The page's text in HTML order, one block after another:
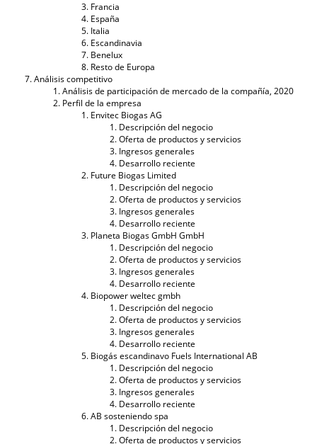
Francia
España
Italia
Escandinavia
Benelux
Resto de Europa
Análisis competitivo
Análisis de participación de mercado de la compañía, 2020
Perfil de la empresa
Envitec Biogas AG
Descripción del negocio
Oferta de productos y servicios
Ingresos generales
Desarrollo reciente
Future Biogas Limited
Descripción del negocio
Oferta de productos y servicios
Ingresos generales
Desarrollo reciente
Planeta Biogas GmbH GmbH
Descripción del negocio
Oferta de productos y servicios
Ingresos generales
Desarrollo reciente
Biopower weltec gmbh
Descripción del negocio
Oferta de productos y servicios
Ingresos generales
Desarrollo reciente
Biogás escandinavo Fuels International AB
Descripción del negocio
Oferta de productos y servicios
Ingresos generales
Desarrollo reciente
AB sosteniendo spa
Descripción del negocio
Oferta de productos y servicios